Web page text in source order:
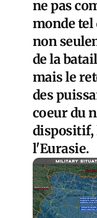
ne pas
monde
non
de la
mais le
des
coeur du
dispositif,
l'Eurasie.